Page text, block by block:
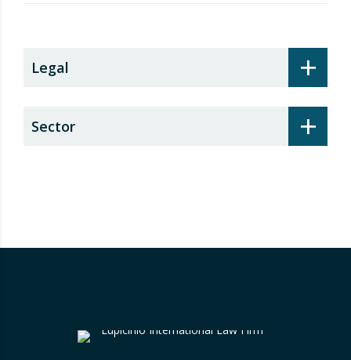
+
Legal
+
Sector